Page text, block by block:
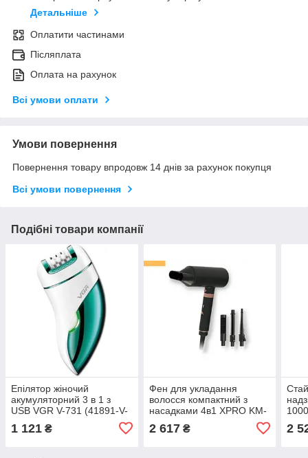
Детальніше
Оплатити частинами
Післяплата
Оплата на рахунок
Всі умови оплати
Умови повернення
Повернення товару впродовж 14 днів за рахунок покупця
Всі умови повернення
Подібні товари компанії
Епілятор жіночий
акумуляторний 3 в 1 з
USB VGR V-731 (41891-V-
1 121 ₴
Фен для укладання
волосся компактний з
насадками 4в1 XPRO KM-
15841_1115)
2 617₴ 2